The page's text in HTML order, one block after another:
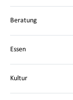
Beratung
Essen
Kultur